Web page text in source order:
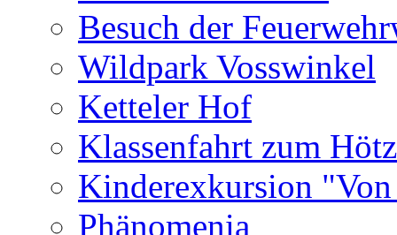
Besuch der
Wildpark Vosswinkel
Ketteler Hof
Klassenfahrt zum
Kinderexkursion
Phänomenia